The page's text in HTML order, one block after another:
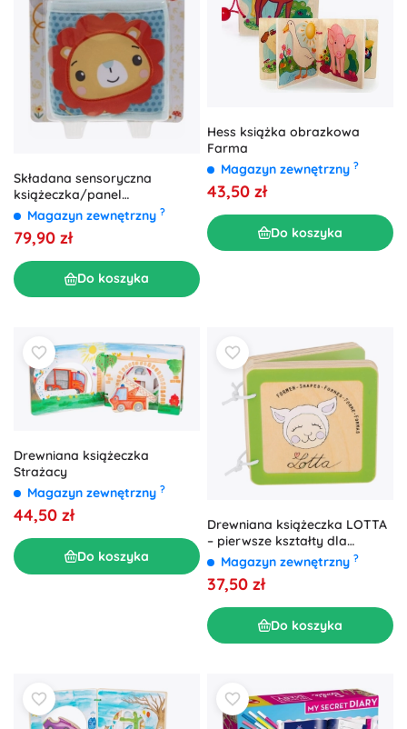
Składana sensoryczna
książeczka/panel
FISHER‑PRICE Fold & Play dla
niemowląt
Magazyn zewnętrzny ?
79,90 zł
Do koszyka
Hess książka obrazkowa
Farma
Magazyn zewnętrzny ?
43,50 zł
Do koszyka
Drewniana książeczka
Strażacy
Magazyn zewnętrzny ?
44,50 zł
Do koszyka
Drewniana książeczka LOTTA
– pierwsze kształty dla
maluszków
Magazyn zewnętrzny ?
37,50 zł
Do koszyka